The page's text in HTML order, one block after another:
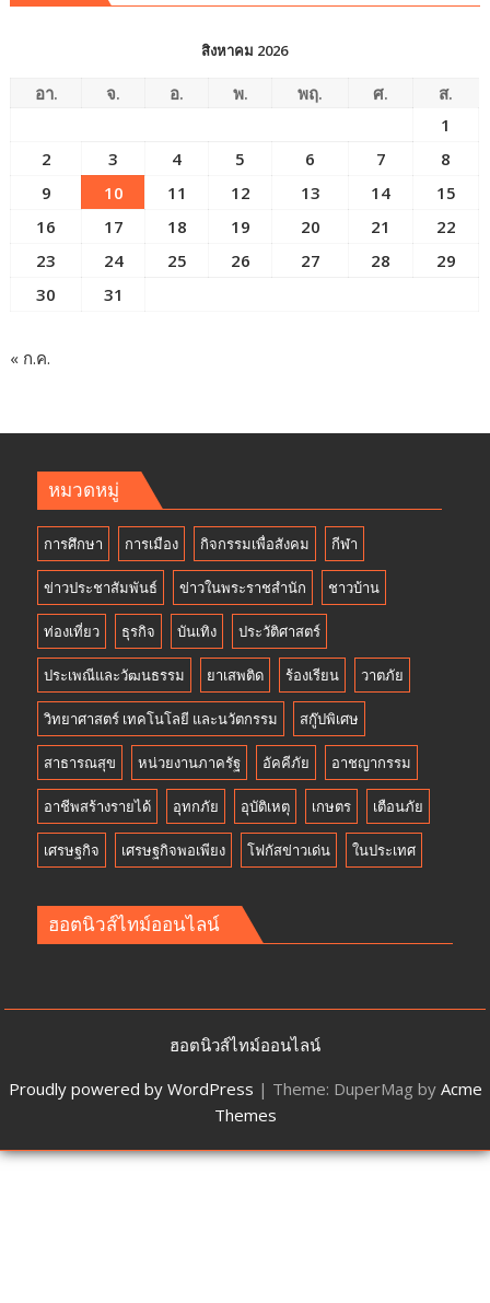
สิงหาคม 2026
อา. จ. อ. พ. พฤ. ศ.
ส.
1
2
3 4 5 6 7
8
9
10 11 12 13 14
15
16
17 18 19 20 21
22
23
24 25 26 27 28
29
30
31
« ก.ค.
หมวดหมู่
การศึกษา การเมือง กิจกรรมเพื่อสังคม กีฬา
ข่าวประชาสัมพันธ์ ข่าวในพระราชสำนัก ชาวบ้าน
ท่องเที่ยว ธุรกิจ บันเทิง ประวัติศาสตร์
ประเพณีและวัฒนธรรม ยาเสพติด ร้องเรียน วาตภัย
วิทยาศาสตร์ เทคโนโลยี และนวัตกรรม สกู๊ปพิเศษ
สาธารณสุข หน่วยงานภาครัฐ อัคคีภัย อาชญากรรม
อาชีพสร้างรายได้ อุทกภัย อุบัติเหตุ เกษตร เตือนภัย
เศรษฐกิจ เศรษฐกิจพอเพียง โฟกัสข่าวเด่น ในประเทศ
ฮอตนิวส์ไทม์ออนไลน์
ฮอตนิวส์ไทม์ออนไลน์
Proudly powered by WordPress | Theme: DuperMag by Acme
Themes